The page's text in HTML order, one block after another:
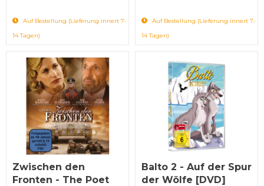
Auf Bestellung (Lieferung innert 7-
14 Tagen)
Auf Bestellung (Lieferung innert 7-
14 Tagen)
Zwischen den
Fronten - The Poet
Balto 2 - Auf der Spur
der Wölfe [DVD]